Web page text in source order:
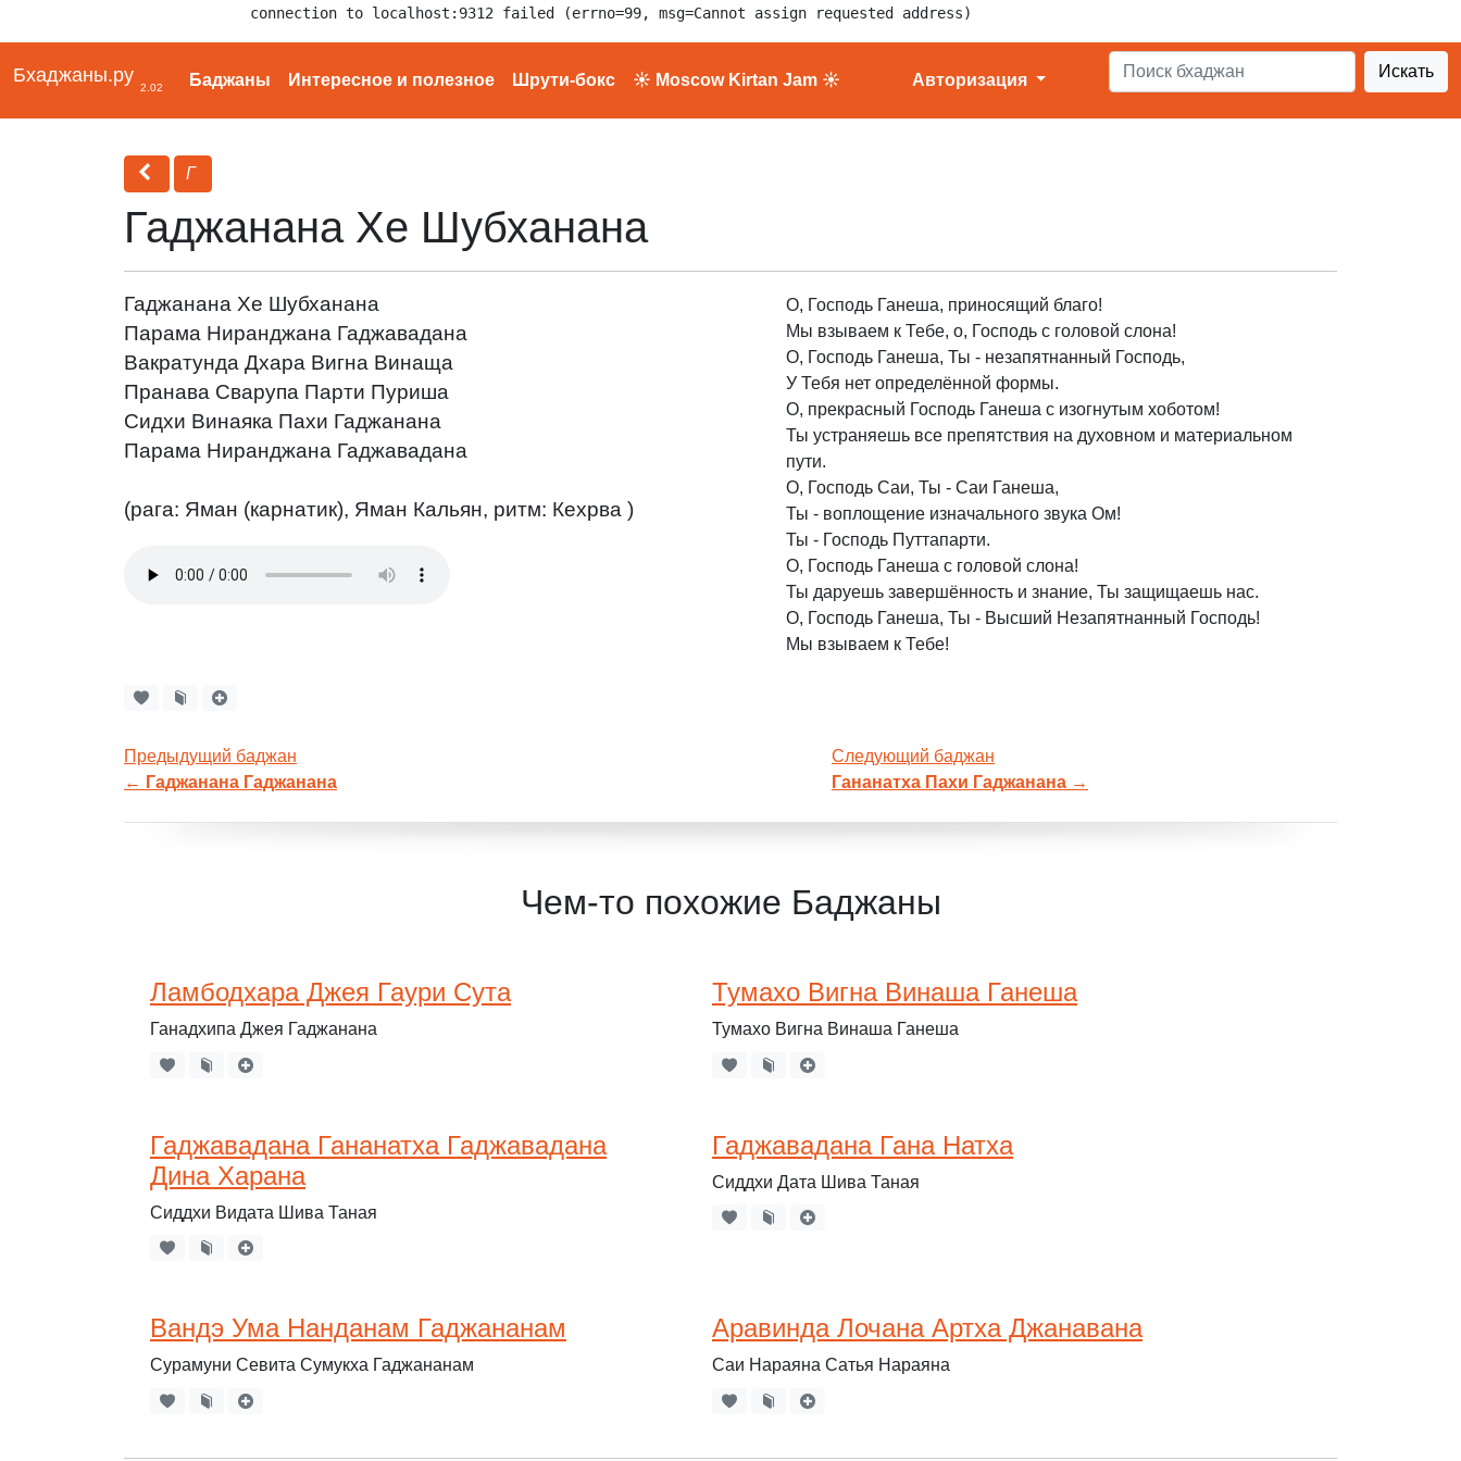
connection to localhost:9312 failed (errno=99, msg=Cannot assign requested address)
Бхаджаны.ру
2.02 Баджаны Интересное и полезное Шрути-бокс ☀ Moscow Kirtan Jam ☀ Авторизация Искать
Г
Гаджанана Хе Шубханана
Гаджанана Хе Шубханана
Парама Ниранджана Гаджавадана
Вакратунда Дхара Вигна Винаща
Пранава Сварупа Парти Пуриша
Сидхи Винаяка Пахи Гаджанана
Парама Ниранджана Гаджавадана
(рага: Яман (карнатик), Яман Кальян, ритм: Кехрва )
О, Господь Ганеша, приносящий благо!
Мы взываем к Тебе, о, Господь с головой слона!
О, Господь Ганеша, Ты - незапятнанный Господь,
У Тебя нет определённой формы.
О, прекрасный Господь Ганеша с изогнутым хоботом!
Ты устраняешь все препятствия на духовном и материальном
пути.
О, Господь Саи, Ты - Саи Ганеша,
Ты - воплощение изначального звука Ом!
Ты - Господь Путтапарти.
О, Господь Ганеша с головой слона!
Ты даруешь завершённость и знание, Ты защищаешь нас.
О, Господь Ганеша, Ты - Высший Незапятнанный Господь!
Мы взываем к Тебе!
Предыдущий баджан
← Гаджанана Гаджанана
Следующий баджан
Гананатха Пахи Гаджанана →
Чем-то похожие Баджаны
Ламбодхара Джея Гаури Сута
Ганадхипа Джея Гаджанана
Тумахо Вигна Винаша Ганеша
Тумахо Вигна Винаша Ганеша
Гаджавадана Гананатха Гаджавадана
Дина Харана
Сиддхи Видата Шива Таная
Гаджавадана Гана Натха
Сиддхи Дата Шива Таная
Вандэ Ума Нанданам Гаджананам
Сурамуни Севита Сумукха Гаджананам
Аравинда Лочана Артха Джанавана
Саи Нараяна Сатья Нараяна